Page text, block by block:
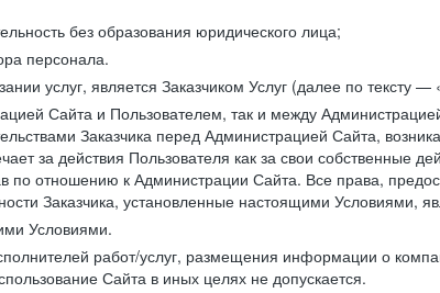
без образования юридического лица;
персонала.
услуг, является Заказчиком Услуг (далее по тексту —
Сайта и Пользователем, так и между
Заказчика перед Администрацией Сайта,
за действия Пользователя как за свои собственные
по отношению к Администрации Сайта. Все права,
Заказчика, установленные настоящими Условиями,
Условиями.
работ/услуг, размещения информации о
Сайта в иных целях не допускается.